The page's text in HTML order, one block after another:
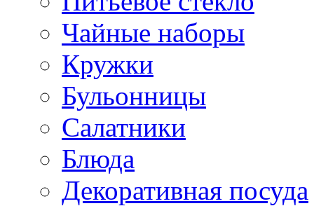
Чайные наборы
Кружки
Бульонницы
Салатники
Блюда
Декоративная посуда